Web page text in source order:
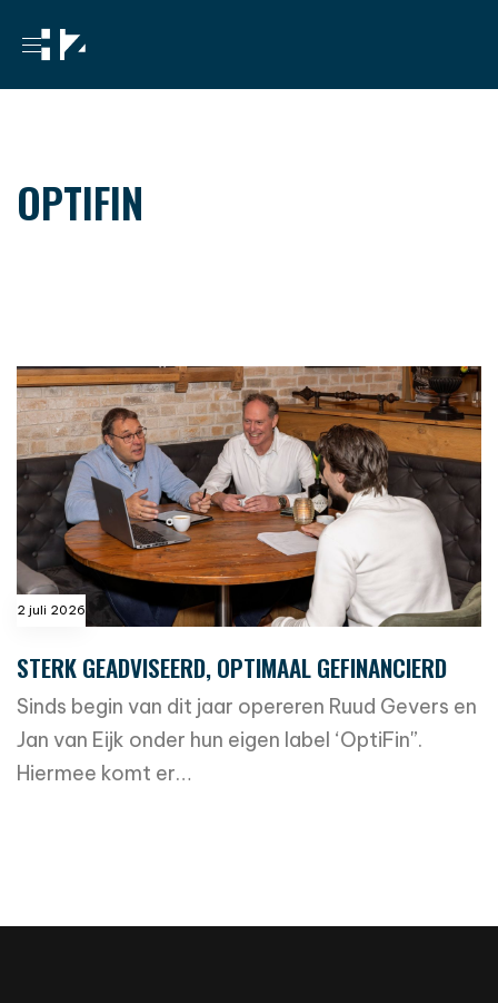
OPTIFIN
2 juli 2026
STERK GEADVISEERD, OPTIMAAL GEFINANCIERD
Sinds begin van dit jaar opereren Ruud Gevers en
Jan van Eijk onder hun eigen label ‘OptiFin'’.
Hiermee komt er…